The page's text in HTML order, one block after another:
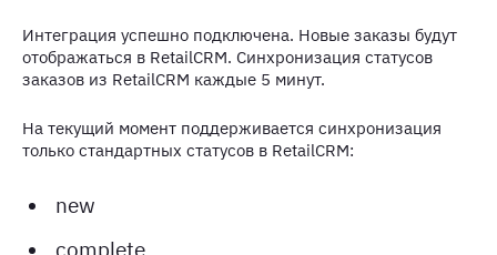
Интеграция успешно подключена. Новые заказы будут
отображаться в RetailCRM. Синхронизация статусов
заказов из RetailCRM каждые 5 минут.
На текущий момент поддерживается синхронизация
только стандартных статусов в RetailCRM:
new
complete